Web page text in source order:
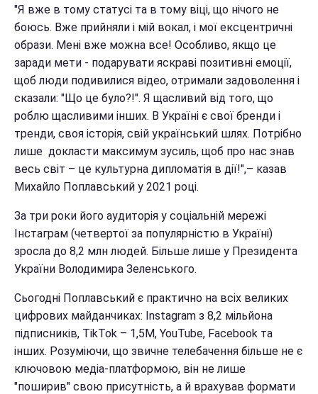
"Я вже в тому статусі та в тому віці, що нічого не
боюсь. Вже прийняли і мій вокал, і мої ексцентричні
образи. Мені вже можна все! Особливо, якщо це
заради мети - подарувати яскраві позитивні емоції,
щоб люди подивилися відео, отримали задоволення і
сказали: "Що це було?!". Я щасливий від того, що
роблю щасливими інших. В Україні є свої бренди і
тренди, своя історія, свій український шлях. Потрібно
лише докласти максимум зусиль, щоб про нас знав
весь світ – це культурна дипломатія в дії!",– казав
Михайло Поплавський у 2021 році.
За три роки його аудиторія у соціальній мережі
Інстаграм (четвертої за популярністю в Україні)
зросла до 8,2 млн людей. Більше лише у Президента
України Володимира Зеленського.
Сьогодні Поплавський є практично на всіх великих
цифрових майданчиках: Instagram з 8,2 мільйона
підписників, TikTok – 1,5М, YouTube, Facebook та
інших. Розуміючи, що звичне телебачення більше не є
ключовою медіа-платформою, він не лише
"поширив" свою присутність, а й врахував формати